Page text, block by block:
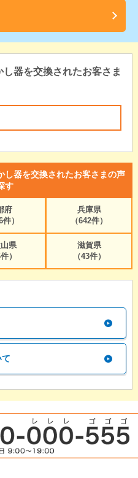
器を交換されたお客さま
し器を交換されたお客さまの声
す
府
件）
兵庫県
（642件）
県
）
滋賀県
（43件）